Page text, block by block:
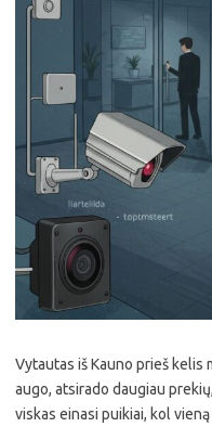
Vytautas iš Kauno prieš kelis
augo, atsirado daugiau
viskas einasi puikiai, kol